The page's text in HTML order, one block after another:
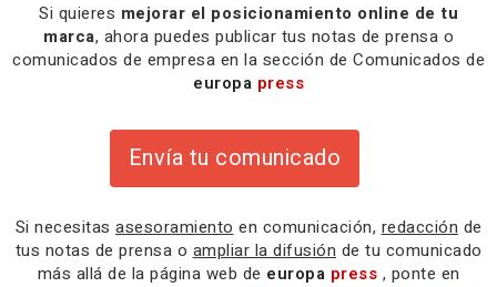
Si quieres mejorar el posicionamiento online de tu
marca, ahora puedes publicar tus notas de prensa o
comunicados de empresa en la sección de Comunicados de
europa press
Envía tu comunicado
Si necesitas asesoramiento en comunicación, redacción de
tus notas de prensa o ampliar la difusión de tu comunicado
más allá de la página web de europa press , ponte en